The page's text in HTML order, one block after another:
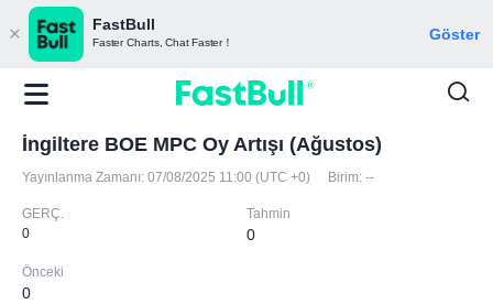
FastBull
Faster Charts, Chat Faster！ Göster
İngiltere BOE MPC Oy Artışı (Ağustos)
Yayınlanma Zamanı: 07/08/2025 11:00 (UTC +0) Birim: --
GERÇ.
0
Tahmin
0
Önceki
0